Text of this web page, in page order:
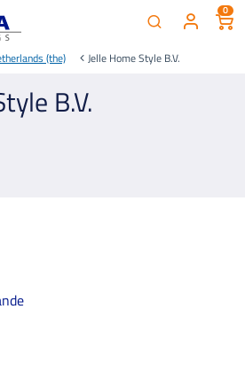
0
(the) Jelle Home Style B.V.
B.V.